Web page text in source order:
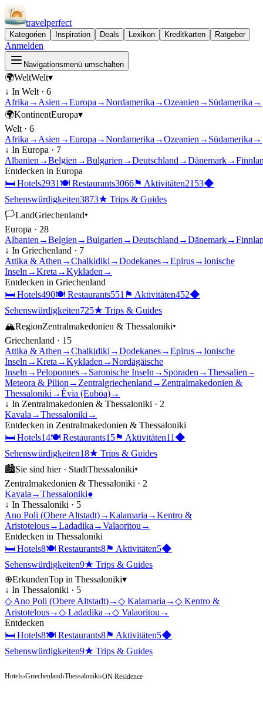
travelperfect
Kategorien Inspiration Deals Lexikon Kreditkarten Ratgeber
Anmelden
Navigationsmenü umschalten
🌍WeltWelt▾
↓ In Welt · 6
Afrika → Asien →Europa →Nordamerika →Ozeanien → Südamerika →
🌍KontinentEuropa▾
Welt · 6
Afrika → Asien →Europa →Nordamerika →Ozeanien → Südamerika →
↓ In Europa · 7
Albanien →Belgien →Bulgarien →Deutschland →Dänemark→
Entdecken in Europa
🛏 Hotels2931 🍽 Restaurants3066⚑ Aktivitäten2153◆
Sehenswürdigkeiten3873★ Trips & Guides
🏳LandGriechenland▾
Europa · 28
Albanien →Belgien →Bulgarien →Deutschland →Dänemark→
↓ In Griechenland · 7
Attika & Athen →Chalkidiki →Dodekanes→Epirus→Ionische
Inseln →Kreta →Kykladen →
Entdecken in Griechenland
🛏 Hotels490🍽 Restaurants551 ⚑ Aktivitäten452◆
Sehenswürdigkeiten725★ Trips & Guides
🏔RegionZentralmakedonien & Thessaloniki▾
Griechenland · 15
Attika & Athen →Chalkidiki →Dodekanes→Epirus→Ionische
Inseln →Kreta →Kykladen →Nordägäische
Inseln →Peloponnes→ Saronische Inseln → Sporaden →Thessalien –
Meteora & Pilion → Zentralgriechenland → Zentralmakedonien &
Thessaloniki →Évia (Euböa)→
↓ In Zentralmakedonien & Thessaloniki · 2
Kavala →Thessaloniki →
Entdecken in Zentralmakedonien & Thessaloniki
🛏 Hotels14🍽 Restaurants15⚑ Aktivitäten11 ◆
Sehenswürdigkeiten18★ Trips & Guides
🏙Sie sind hier · StadtThessaloniki▾
Zentralmakedonien & Thessaloniki · 2
Kavala →Thessaloniki●
↓ In Thessaloniki · 5
Ano Poli (Obere Altstadt)→Kalamaria →Kentro &
Aristotelous→Ladadika →Valaoritou →
Entdecken in Thessaloniki
🛏 Hotels8🍽 Restaurants8⚑ Aktivitäten5◆
Sehenswürdigkeiten9★ Trips & Guides
⊕ErkundenTop in Thessaloniki▾
↓ In Thessaloniki · 5
◇ Ano Poli (Obere Altstadt)→◇ Kalamaria →◇ Kentro &
Aristotelous→◇ Ladadika →◇ Valaoritou →
Entdecken
🛏 Hotels8🍽 Restaurants8⚑ Aktivitäten5◆
Sehenswürdigkeiten9★ Trips & Guides
Hotels›Griechenland›Thessaloniki›ON Residence